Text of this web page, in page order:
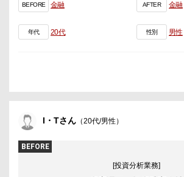
BEFORE 金融 AFTER 金融
年代 20代 性別 男性
I・Tさん （20代/男性）
BEFORE
[投資分析業務]